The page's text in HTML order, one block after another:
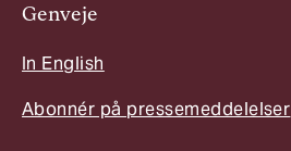
Genveje
In English
Abonnér på pressemeddelelser